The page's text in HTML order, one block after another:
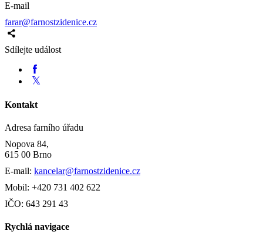
E-mail
farar@farnostzidenice.cz
Sdílejte událost
Kontakt
Adresa farního úřadu
Nopova 84,
615 00 Brno
E-mail: kancelar@farnostzidenice.cz
Mobil: +420 731 402 622
IČO: 643 291 43
Rychlá navigace